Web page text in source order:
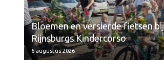
Bloemen en versierde fietsen bij
Rijnsburgs Kindercorso
6 augustus 2026